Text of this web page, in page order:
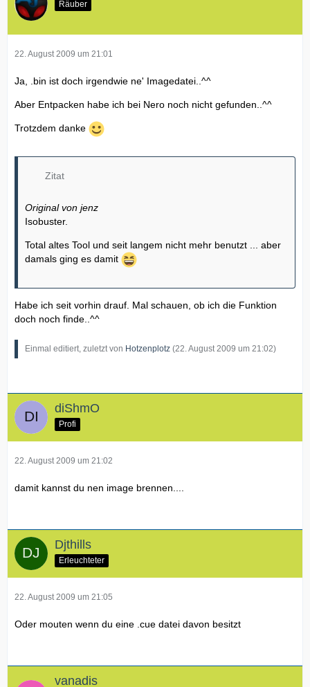
Räuber
22. August 2009 um 21:01
Ja, .bin ist doch irgendwie ne' Imagedatei..^^
Aber Entpacken habe ich bei Nero noch nicht gefunden..^^
Trotzdem danke
Zitat
Original von jenz
Isobuster.
Total altes Tool und seit langem nicht mehr benutzt ... aber
damals ging es damit
Habe ich seit vorhin drauf. Mal schauen, ob ich die Funktion
doch noch finde..^^
Einmal editiert, zuletzt von Hotzenplotz (22. August 2009 um 21:02)
diShmO
Profi
22. August 2009 um 21:02
damit kannst du nen image brennen....
Djthills
Erleuchteter
22. August 2009 um 21:05
Oder mouten wenn du eine .cue datei davon besitzt
vanadis